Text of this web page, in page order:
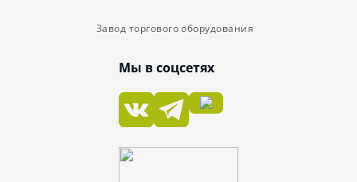
Завод торгового оборудования
Мы в соцсетях